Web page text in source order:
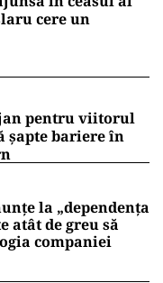
cere un
pentru viitorul
șapte bariere în
la „dependența
atât de greu să
companiei